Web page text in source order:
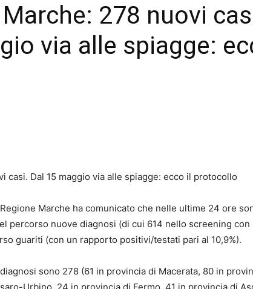
278 nuovi
via alle spiagge:
casi. Dal 15 maggio via alle spiagge: ecco il protocollo
Marche ha comunicato che nelle ultime 24 ore
percorso nuove diagnosi (di cui 614 nello screening con
guariti (con un rapporto positivi/testati pari al 10,9%).
sono 278 (61 in provincia di Macerata, 80 in